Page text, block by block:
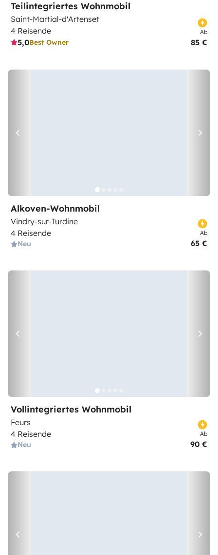
Teilintegriertes Wohnmobil
Saint-Martial-d'Artenset
4 Reisende
5,0Best Owner
Ab
85 €
Alkoven-Wohnmobil
Vindry-sur-Turdine
4 Reisende
Neu
Ab
65 €
Vollintegriertes Wohnmobil
Feurs
4 Reisende
Neu
Ab
90 €